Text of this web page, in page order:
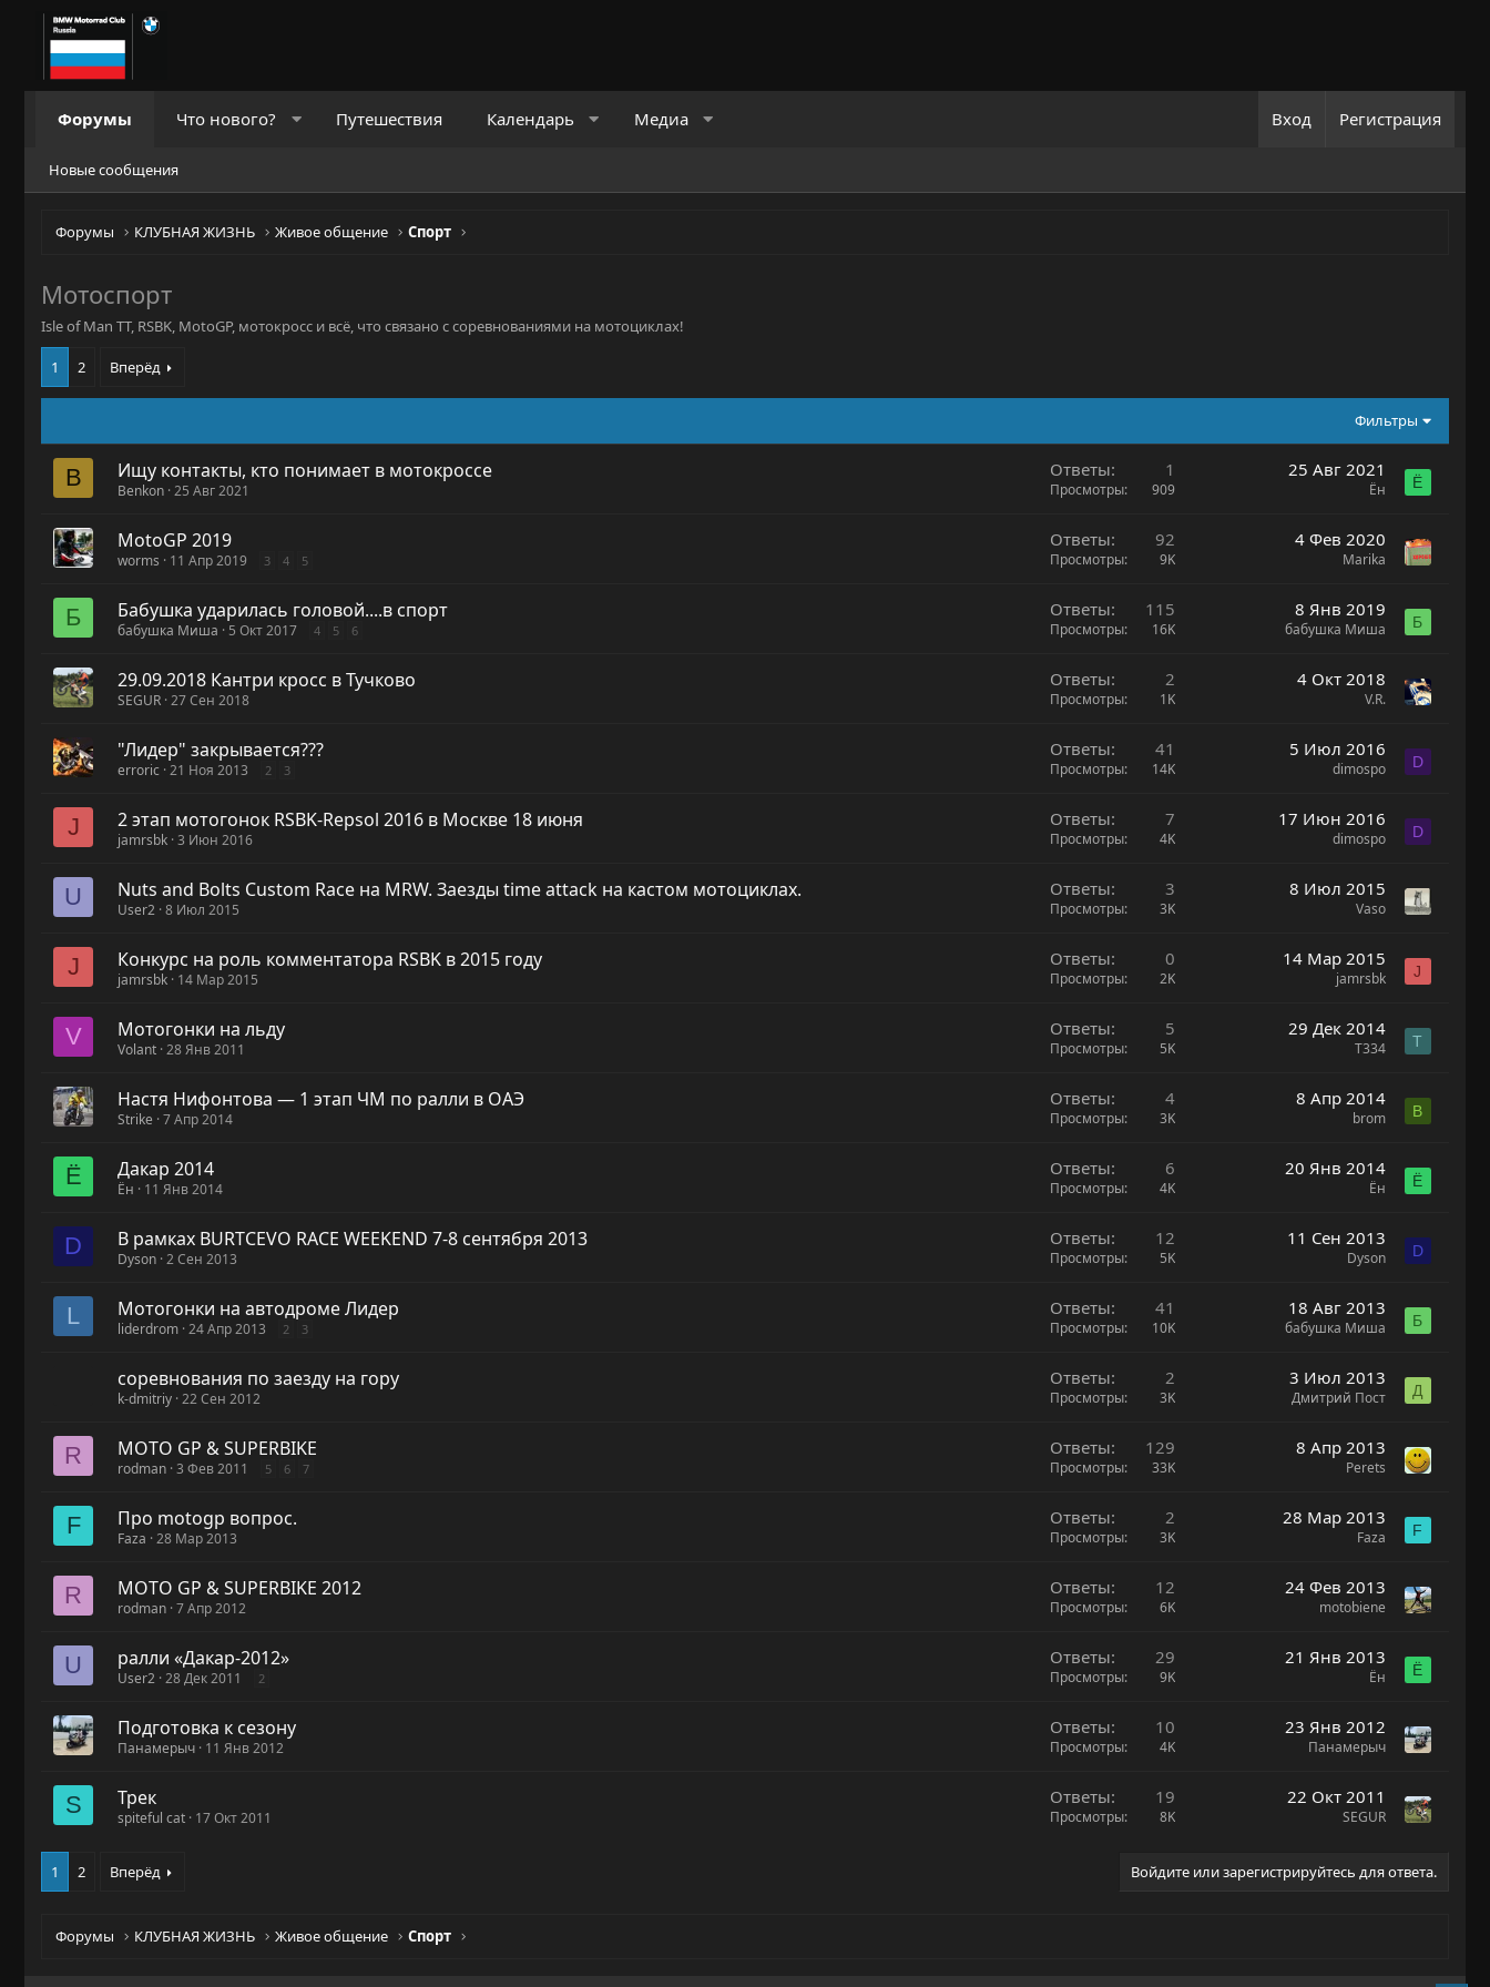
Форумы Что нового? Путешествия Календарь Медиа Вход Регистрация
Новые сообщения
Форумы КЛУБНАЯ ЖИЗНЬ Живое общение Спорт
Мотоспорт
Isle of Man TT, RSBK, MotoGP, мотокросс и всё, что связано с соревнованиями на мотоциклах!
1 2 Вперёд
Фильтры
B Ищу контакты, кто понимает в мотокроссе
Benkon 25 Авг 2021
Ответы 1
Просмотры 909
25 Авг 2021
Ён Ё
MotoGP 2019
worms 11 Апр 2019 3 4 5
Ответы 92
Просмотры 9K
4 Фев 2020
Marika
Б Бабушка ударилась головой....в спорт
бабушка Миша 5 Окт 2017 4 5 6
Ответы 115
Просмотры 16K
8 Янв 2019
бабушка Миша Б
29.09.2018 Кантри кросс в Тучково
SEGUR 27 Сен 2018
Ответы 2
Просмотры 1K
4 Окт 2018
V.R.
"Лидер" закрывается???
erroric 21 Ноя 2013 2 3
Ответы 41
Просмотры 14K
5 Июл 2016
dimospo D
J 2 этап мотогонок RSBK-Repsol 2016 в Москве 18 июня
jamrsbk 3 Июн 2016
Ответы 7
Просмотры 4K
17 Июн 2016
dimospo D
U Nuts and Bolts Custom Race на MRW. Заезды time attack на кастом мотоциклах.
User2 8 Июл 2015
Ответы 3
Просмотры 3K
8 Июл 2015
Vaso
J Конкурс на роль комментатора RSBK в 2015 году
jamrsbk 14 Мар 2015
Ответы 0
Просмотры 2K
14 Мар 2015
jamrsbk J
V Мотогонки на льду
Volant 28 Янв 2011
Ответы 5
Просмотры 5K
29 Дек 2014
T334 T
Настя Нифонтова — 1 этап ЧМ по ралли в ОАЭ
Strike 7 Апр 2014
Ответы 4
Просмотры 3K
8 Апр 2014
brom B
Ё Дакар 2014
Ён 11 Янв 2014
Ответы 6
Просмотры 4K
20 Янв 2014
Ён Ё
D В рамках BURTCEVO RACE WEEKEND 7-8 сентября 2013
Dyson 2 Сен 2013
Ответы 12
Просмотры 5K
11 Сен 2013
Dyson D
L Мотогонки на автодроме Лидер
liderdrom 24 Апр 2013 2 3
Ответы 41
Просмотры 10K
18 Авг 2013
бабушка Миша Б
соревнования по заезду на гору
k-dmitriy 22 Сен 2012
Ответы 2
Просмотры 3K
3 Июл 2013
Дмитрий Пост Д
R MOTO GP & SUPERBIKE
rodman 3 Фев 2011 5 6 7
Ответы 129
Просмотры 33K
8 Апр 2013
Perets
F Про motogp вопрос.
Faza 28 Мар 2013
Ответы 2
Просмотры 3K
28 Мар 2013
Faza F
R MOTO GP & SUPERBIKE 2012
rodman 7 Апр 2012
Ответы 12
Просмотры 6K
24 Фев 2013
motobiene
U ралли «Дакар-2012»
User2 28 Дек 2011 2
Ответы 29
Просмотры 9K
21 Янв 2013
Ён Ё
Подготовка к сезону
Панамерыч 11 Янв 2012
Ответы 10
Просмотры 4K
23 Янв 2012
Панамерыч
S Трек
spiteful cat 17 Окт 2011
Ответы 19
Просмотры 8K
22 Окт 2011
SEGUR
1 2 Вперёд Войдите или зарегистрируйтесь для ответа.
Форумы КЛУБНАЯ ЖИЗНЬ Живое общение Спорт